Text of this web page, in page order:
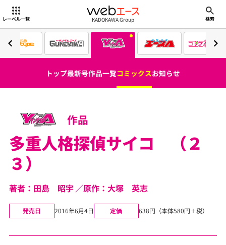
レーベル一覧 webエース
KADOKAWA Group 検索
トップ最新号作品一覧コミックスお知らせ
作品
多重人格探偵サイコ （２
３）
著者：田島 昭宇 原作：大塚 英志
発売日 2016年6月4日 定価 638円（本体580円＋税）